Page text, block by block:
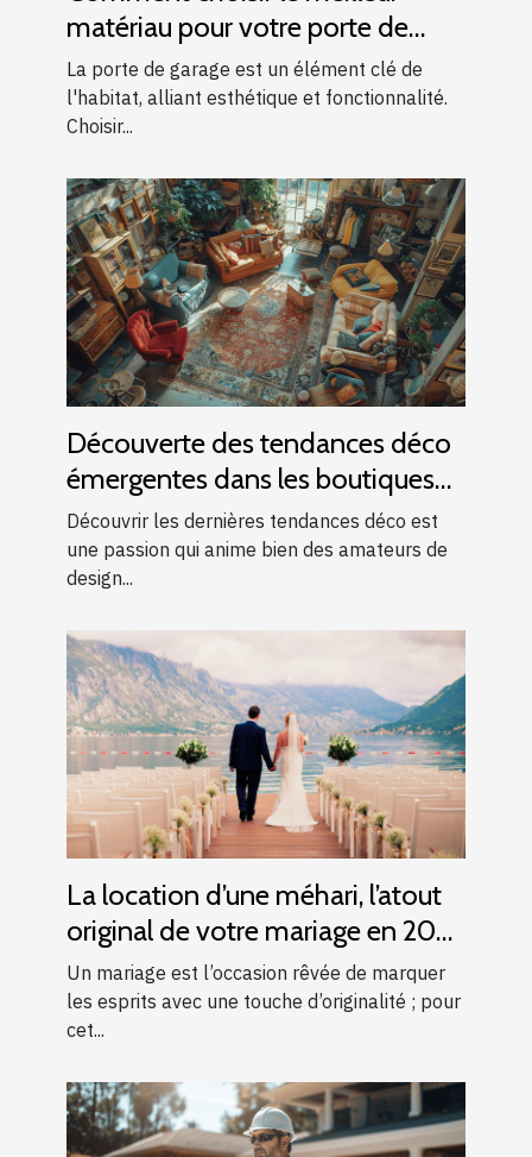
matériau pour votre porte de
garage
La porte de garage est un élément clé de
l'habitat, alliant esthétique et fonctionnalité.
Choisir...
Découverte des tendances déco
émergentes dans les boutiques
locales
Découvrir les dernières tendances déco est
une passion qui anime bien des amateurs de
design...
La location d’une méhari, l’atout
original de votre mariage en 2025
!Un mariage est l’occasion rêvée de marquer
les esprits avec une touche d’originalité ; pour
cet...